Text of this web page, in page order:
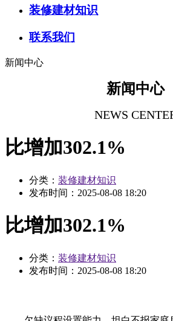
装修建材知识
联系我们
新闻中心
新闻中心
NEWS
比增加302.1%
分类： 装修建材知识
发布时间： 2025-08-08 18:20
比增加302.1%
分类： 装修建材知识
发布时间： 2025-08-08 18:20